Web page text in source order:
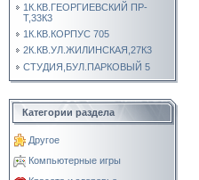
1К.КВ.ГЕОРГИЕВСКИЙ ПР-
Т,33К3
1К.КВ.КОРПУС 705
2К.КВ.УЛ.ЖИЛИНСКАЯ,27К3
СТУДИЯ,БУЛ.ПАРКОВЫЙ 5
Категории раздела
Другое
Компьютерные игры